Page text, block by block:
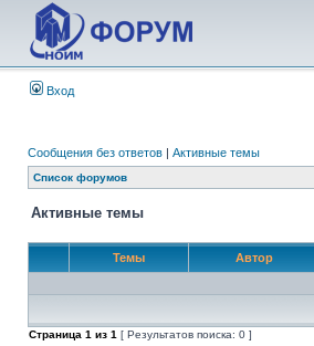
Вход
Сообщения без ответов | Активные темы
Список форумов
Активные темы
Темы Автор
Страница 1 из 1 [ Результатов поиска: 0 ]